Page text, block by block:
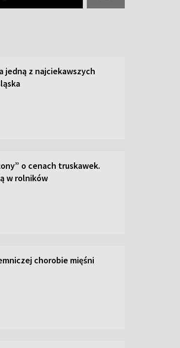
jedną z najciekawszych
o cenach truskawek.
w rolników
chorobie mięśni